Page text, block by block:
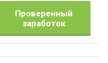
Проверенный
заработок